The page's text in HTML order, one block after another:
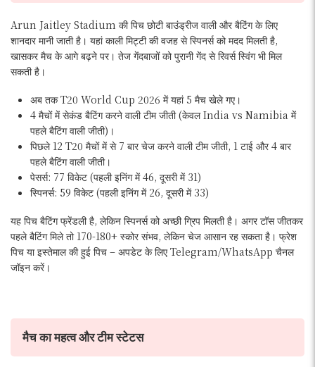
Arun Jaitley Stadium की पिच छोटी बाउंड्रीज वाली और बैटिंग के लिए
शानदार मानी जाती है। यहां काली मिट्टी की वजह से स्पिनर्स को मदद मिलती है,
खासकर मैच के आगे बढ़ने पर। तेज गेंदबाजों को पुरानी गेंद से रिवर्स स्विंग भी मिल
सकती है।
अब तक T20 World Cup 2026 में यहां 5 मैच खेले गए।
4 मैचों में सेकंड बैटिंग करने वाली टीम जीती (केवल India vs Namibia में
पहले बैटिंग वाली जीती)।
पिछले 12 T20 मैचों में से 7 बार चेज करने वाली टीम जीती, 1 टाई और 4 बार
पहले बैटिंग वाली जीती।
पेसर्स: 77 विकेट (पहली इनिंग में 46, दूसरी में 31)
स्पिनर्स: 59 विकेट (पहली इनिंग में 26, दूसरी में 33)
यह पिच बैटिंग फ्रेंडली है, लेकिन स्पिनर्स को अच्छी ग्रिप मिलती है। अगर टॉस जीतकर
पहले बैटिंग मिले तो 170-180+ स्कोर संभव, लेकिन चेज आसान रह सकता है। फ्रेश
पिच या इस्तेमाल की हुई पिच – अपडेट के लिए Telegram/WhatsApp चैनल
जॉइन करें।
मैच का महत्व और टीम स्टेटस